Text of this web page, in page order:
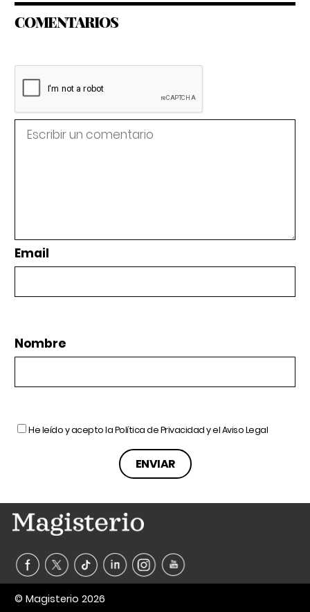
COMENTARIOS
Email
Nombre
He leído y acepto laPolítica de Privacidady elAviso Legal
© Magisterio 2026